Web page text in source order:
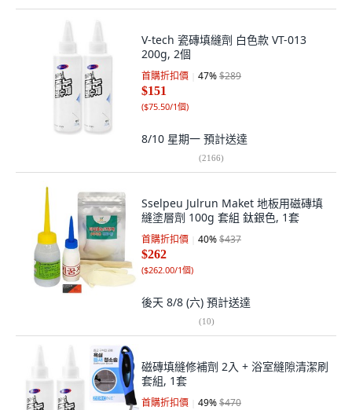
V-tech 瓷磚填縫劑 白色款 VT-013
200g, 2個
首購折扣價 47%$289
$151
($75.50/1個)
8/10 星期一 預計送達
(2166)
Sselpeu Julrun Maket 地板用磁磚填
縫塗層劑 100g 套組 鈦銀色, 1套
首購折扣價 40%$437
$262
($262.00/1個)
後天 8/8 (六) 預計送達
(10)
磁磚填縫修補劑 2入 + 浴室縫隙清潔刷
套組, 1套
首購折扣價 49%$470